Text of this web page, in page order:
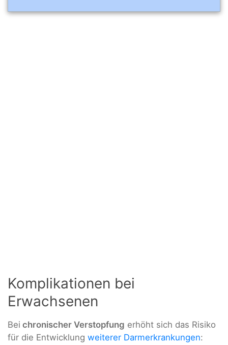
Komplikationen bei
Erwachsenen
Bei chronischer Verstopfung erhöht sich das Risiko
für die Entwicklung weiterer Darmerkrankungen: